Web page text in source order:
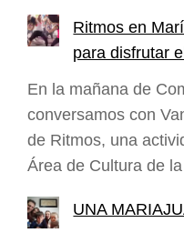
Ritmos en
para disfrutar
En la mañana de
conversamos con
de Ritmos, una
Área de Cultura de
UNA